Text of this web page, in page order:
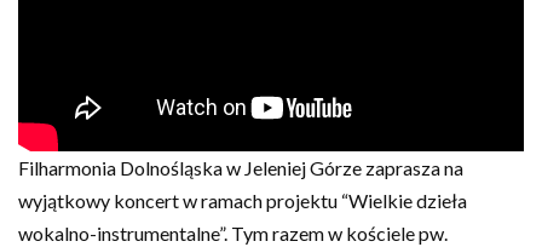
Filharmonia Dolnośląska w Jeleniej Górze zaprasza na
wyjątkowy koncert w ramach projektu “Wielkie dzieła
wokalno-instrumentalne”. Tym razem w kościele pw.